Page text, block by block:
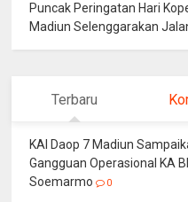
Puncak Peringatan Hari
Madiun Selenggarakan
Terbaru
KAI Daop 7 Madiun
Gangguan Operasional KA
Soemarmo
0